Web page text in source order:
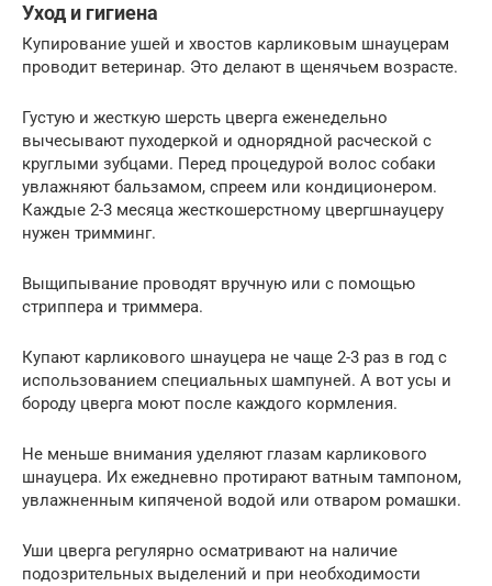
Уход и гигиена
Купирование ушей и хвостов карликовым шнауцерам
проводит ветеринар. Это делают в щенячьем возрасте.
Густую и жесткую шерсть цверга еженедельно
вычесывают пуходеркой и однорядной расческой с
круглыми зубцами. Перед процедурой волос собаки
увлажняют бальзамом, спреем или кондиционером.
Каждые 2-3 месяца жесткошерстному цвергшнауцеру
нужен тримминг.
Выщипывание проводят вручную или с помощью
стриппера и триммера.
Купают карликового шнауцера не чаще 2-3 раз в год с
использованием специальных шампуней. А вот усы и
бороду цверга моют после каждого кормления.
Не меньше внимания уделяют глазам карликового
шнауцера. Их ежедневно протирают ватным тампоном,
увлажненным кипяченой водой или отваром ромашки.
Уши цверга регулярно осматривают на наличие
подозрительных выделений и при необходимости